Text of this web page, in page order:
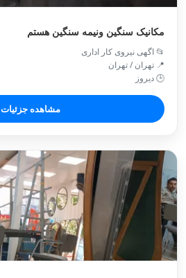
مکانیک سنگین ونیمه سنگین هستم
📂 اگهی نیروی کار اداری
📍 تهران / تهران
🕒 دیروز
مشاهده جزئیات